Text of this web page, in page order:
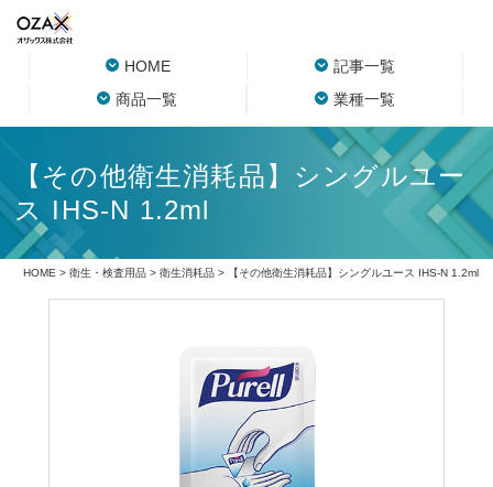
HOME
記事一覧
商品一覧
業種一覧
【その他衛生消耗品】シングルユー
ス IHS-N 1.2ml
HOME > 衛生・検査用品> 衛生消耗品> 【その他衛生消耗品】シングルユース IHS-N 1.2ml